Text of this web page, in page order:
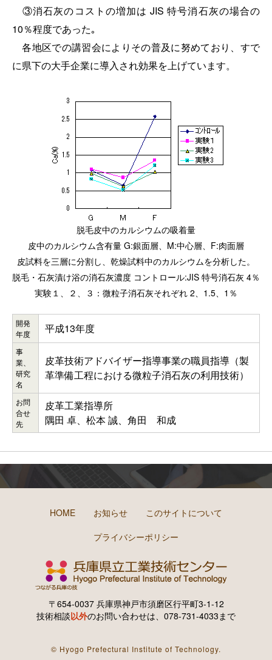
③消石灰のコストの増加は JIS 特号消石灰の場合の
10％程度であった｡
各地区での講習会によりその普及に努めており、すで
に県下の大手企業に導入され効果を上げています。
脱毛皮中のカルシウムの吸着量
皮中のカルシウム含有量 G:銀面層、M:中心層、F:肉面層
皮試料を三層に分割し、乾燥試料中のカルシウムを分析した。
脱毛・石灰漬け浴の消石灰濃度 コントロール:JIS 特号消石灰 4％
実験１、２、３：微粒子消石灰それぞれ 2、1.5、1％
開発
年度
平成13年度
事
業、
研究
名
皮革技術アドバイザー指導事業の職員指導（製
革準備工程における微粒子消石灰の利用技術）
お問
合せ
先
皮革工業指導所
隅田 卓、松本 誠、角田 和成
HOME お知らせ
このサイトについて
プライバシーポリシー
〒654-0037 兵庫県神戸市須磨区行平町3-1-12
技術相談以外のお問い合わせは、078-731-4033まで
© Hyogo Prefectural Institute of Technology.